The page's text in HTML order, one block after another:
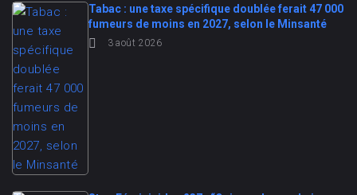
Tabac : une taxe spécifique doublée ferait 47 000
fumeurs de moins en 2027, selon le Minsanté
3 août 2026